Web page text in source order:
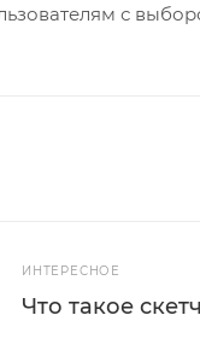
с
ИНТЕРЕСНОЕ
Что такое